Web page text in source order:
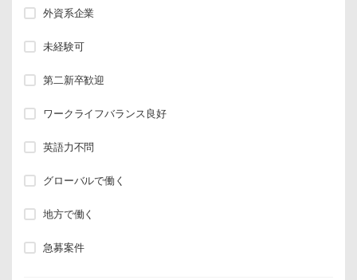
外資系企業
未経験可
第二新卒歓迎
ワークライフバランス良好
英語力不問
グローバルで働く
地方で働く
急募案件